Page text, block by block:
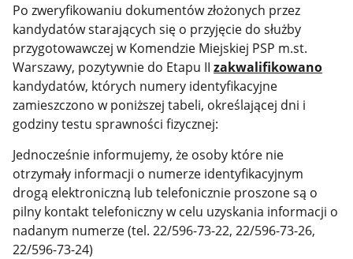
Po zweryfikowaniu dokumentów złożonych przez
kandydatów starających się o przyjęcie do służby
przygotowawczej w Komendzie Miejskiej PSP m.st.
Warszawy, pozytywnie do Etapu IIzakwalifikowano
kandydatów, których numery identyfikacyjne
zamieszczono w poniższej tabeli, określającej dni i
godziny testu sprawności fizycznej:
Jednocześnie informujemy, że osoby które nie
otrzymały informacji o numerze identyfikacyjnym
drogą elektroniczną lub telefonicznie proszone są o
pilny kontakt telefoniczny w celu uzyskania informacji o
nadanym numerze (tel. 22/596-73-22, 22/596-73-26,
22/596-73-24)